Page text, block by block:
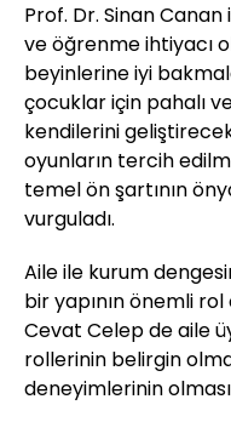
Prof. Dr. Sinan
ve öğrenme ihtiyacı
beyinlerine iyi
çocuklar için pahalı
kendilerini
oyunların tercih
temel ön şartının
vurguladı.
Aile ile kurum
bir yapının önemli rol
Cevat Celep de aile
rollerinin belirgin
deneyimlerinin